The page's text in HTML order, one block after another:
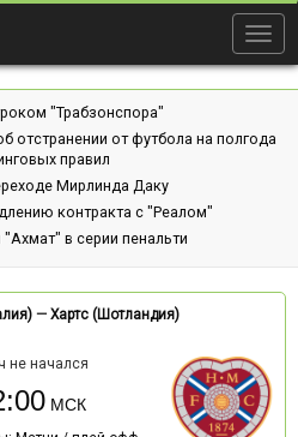
"Трабзонспора"
отстранении от футбола на полгода
правил
Мирлинда Даку
контракта с "Реалом"
в серии пенальти
— Хартс (Шотландия)
не начался